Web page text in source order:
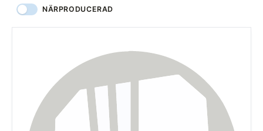
NÄRPRODUCERAD